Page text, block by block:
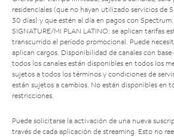
residenciales (que no hayan utilizado servicios de
30 días) y que estén al día en pagos con Spectrum.
SIGNATURE/MI PLAN LATINO: se aplican tarifas
transcurrido el período promocional. Puede
aplican cargos. Disponibilidad de canales con
todos los canales están disponibles en todos los
sujetos a todos los términos y condiciones de
están sujetos a cambios. No están disponibles en
restricciones.
Puede solicitarse la activación de una nueva
través de cada aplicación de streaming. Esto no